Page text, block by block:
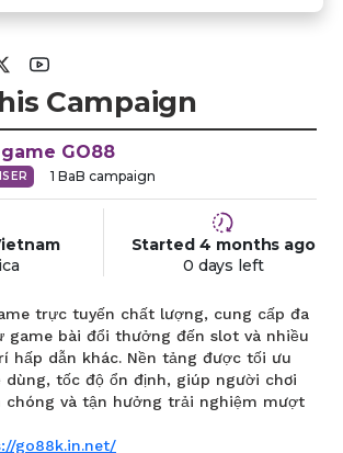
Campaign
GO88
1 BaB campaign
Started 4 months ago
0 days left
trực tuyến chất lượng, cung cấp đa
game bài đổi thưởng đến slot và nhiều
hấp dẫn khác. Nền tảng được tối ưu
dùng, tốc độ ổn định, giúp người chơi
chóng và tận hưởng trải nghiệm mượt
go88k.in.net/